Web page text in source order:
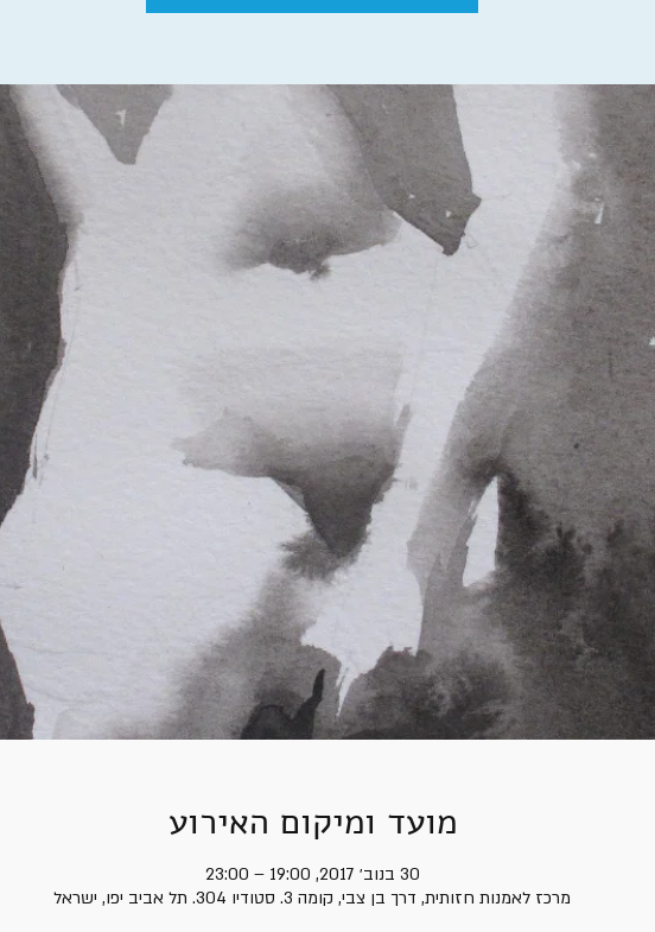
מועד ומיקום האירוע
30 בנוב׳ 2017, 19:00 – 23:00
מרכז לאמנות חזותית, דרך בן צבי, קומה 3. סטודיו 304. תל אביב יפו, ישראל